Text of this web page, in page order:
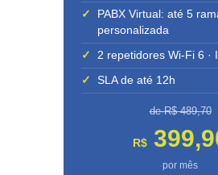
✓
PABX Virtual: até 5
personalizada
✓ 2 repetidores Wi-Fi 6 ·
✓ SLA de até 12h
de R$ 489,70
R$
por mês